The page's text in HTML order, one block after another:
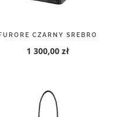
FURORE CZARNY SREBRO
1 300,00 zł